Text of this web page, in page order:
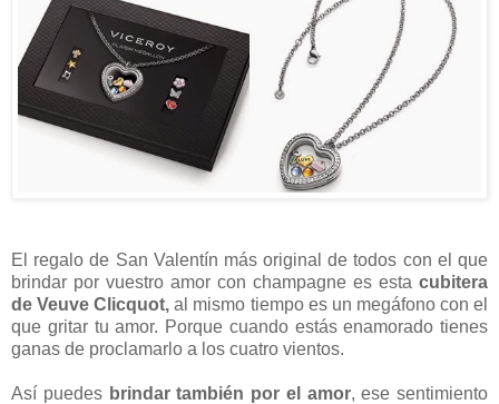
El regalo de San Valentín más original de todos con el que
brindar por vuestro amor con champagne es esta cubitera
de Veuve Clicquot,al mismo tiempo es un megáfono con el
que gritar tu amor. Porque cuando estás enamorado tienes
ganas de proclamarlo a los cuatro vientos.
Así puedes brindar también por el amor, ese sentimiento